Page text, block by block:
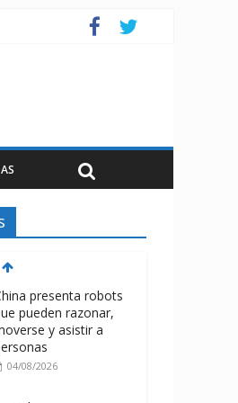
presenta robots
pueden razonar,
y asistir a
04/08/2026